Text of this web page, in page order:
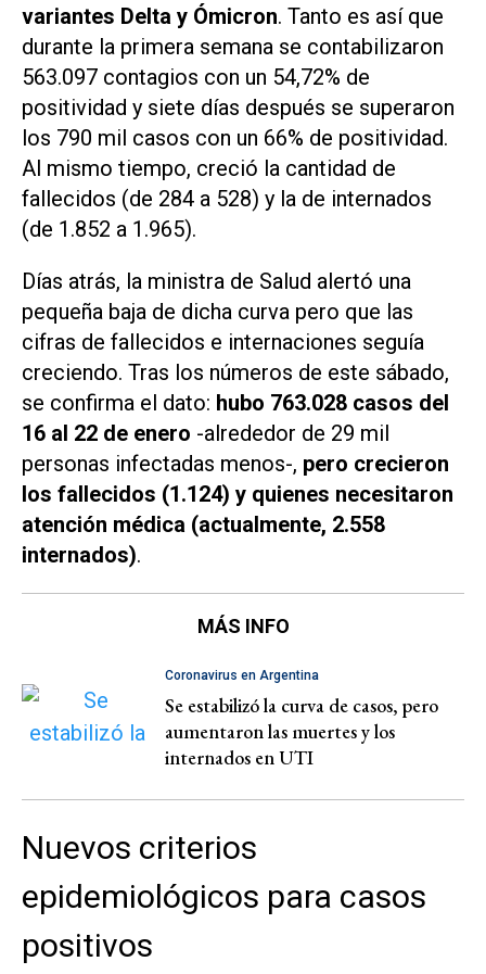
variantes Delta y Ómicron. Tanto es así que
durante la primera semana se contabilizaron
563.097 contagios con un 54,72% de
positividad y siete días después se superaron
los 790 mil casos con un 66% de positividad.
Al mismo tiempo, creció la cantidad de
fallecidos (de 284 a 528) y la de internados
(de 1.852 a 1.965).
Días atrás, la ministra de Salud alertó una
pequeña baja de dicha curva pero que las
cifras de fallecidos e internaciones seguía
creciendo. Tras los números de este sábado,
se confirma el dato: hubo 763.028 casos del
16 al 22 de enero -alrededor de 29 mil
personas infectadas menos-, pero crecieron
los fallecidos (1.124) y quienes necesitaron
atención médica (actualmente, 2.558
internados).
MÁS INFO
Coronavirus en Argentina
Se estabilizó la curva de casos, pero
aumentaron las muertes y los
internados en UTI
Nuevos criterios
epidemiológicos para casos
positivos